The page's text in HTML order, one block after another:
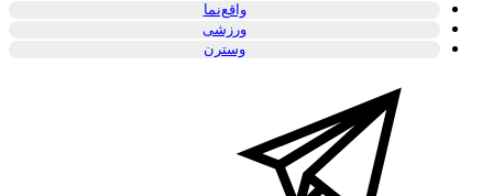
واقع‌نما
ورزشی
وسترن